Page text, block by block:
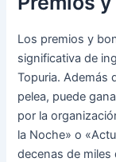
Los premios y
significativa de
Topuria. Además
pelea, puede
por la
la Noche» o
decenas de